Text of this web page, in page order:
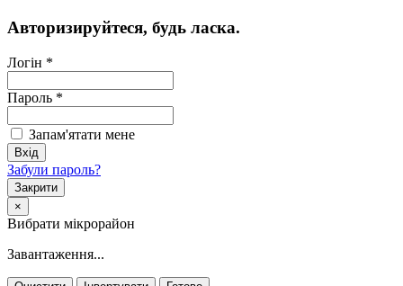
Авторизируйтеся, будь ласка.
Логін *
Пароль *
Запам'ятати мене
Забули пароль?
Закрити
×
Вибрати мікрорайон
Завантаження...